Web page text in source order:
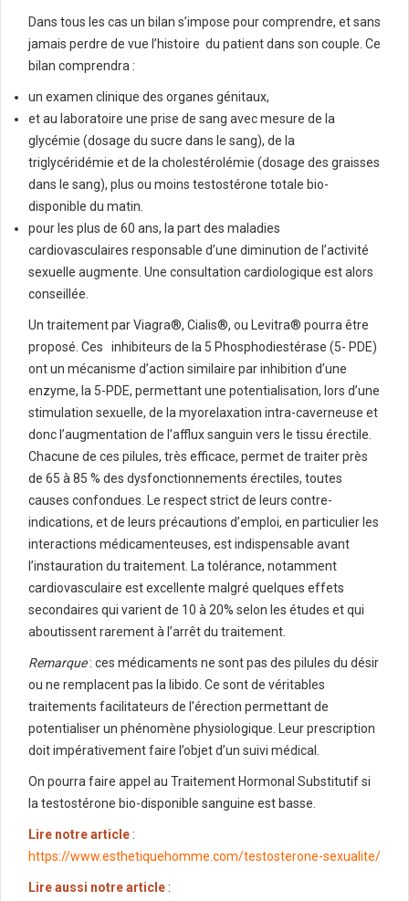
Dans tous les cas un bilan s’impose pour comprendre, et sans
jamais perdre de vue l’histoire du patient dans son couple. Ce
bilan comprendra :
un examen clinique des organes génitaux,
et au laboratoire une prise de sang avec mesure de la
glycémie (dosage du sucre dans le sang), de la
triglycéridémie et de la cholestérolémie (dosage des graisses
dans le sang), plus ou moins testostérone totale bio-
disponible du matin.
pour les plus de 60 ans, la part des maladies
cardiovasculaires responsable d’une diminution de l’activité
sexuelle augmente. Une consultation cardiologique est alors
conseillée.
Un traitement par Viagra®, Cialis®, ou Levitra® pourra être
proposé. Ces inhibiteurs de la 5 Phosphodiestérase (5- PDE)
ont un mécanisme d’action similaire par inhibition d’une
enzyme, la 5-PDE, permettant une potentialisation, lors d’une
stimulation sexuelle, de la myorelaxation intra-caverneuse et
donc l’augmentation de l’afflux sanguin vers le tissu érectile.
Chacune de ces pilules, très efficace, permet de traiter près
de 65 à 85 % des dysfonctionnements érectiles, toutes
causes confondues. Le respect strict de leurs contre-
indications, et de leurs précautions d’emploi, en particulier les
interactions médicamenteuses, est indispensable avant
l’instauration du traitement. La tolérance, notamment
cardiovasculaire est excellente malgré quelques effets
secondaires qui varient de 10 à 20% selon les études et qui
aboutissent rarement à l’arrêt du traitement.
Remarque: ces médicaments ne sont pas des pilules du désir
ou ne remplacent pas la libido. Ce sont de véritables
traitements facilitateurs de l’érection permettant de
potentialiser un phénomène physiologique. Leur prescription
doit impérativement faire l’objet d’un suivi médical.
On pourra faire appel au Traitement Hormonal Substitutif si
la testostérone bio-disponible sanguine est basse.
Lire notre article :
https://www.esthetiquehomme.com/testosterone-sexualite/
Lire aussi notre article :